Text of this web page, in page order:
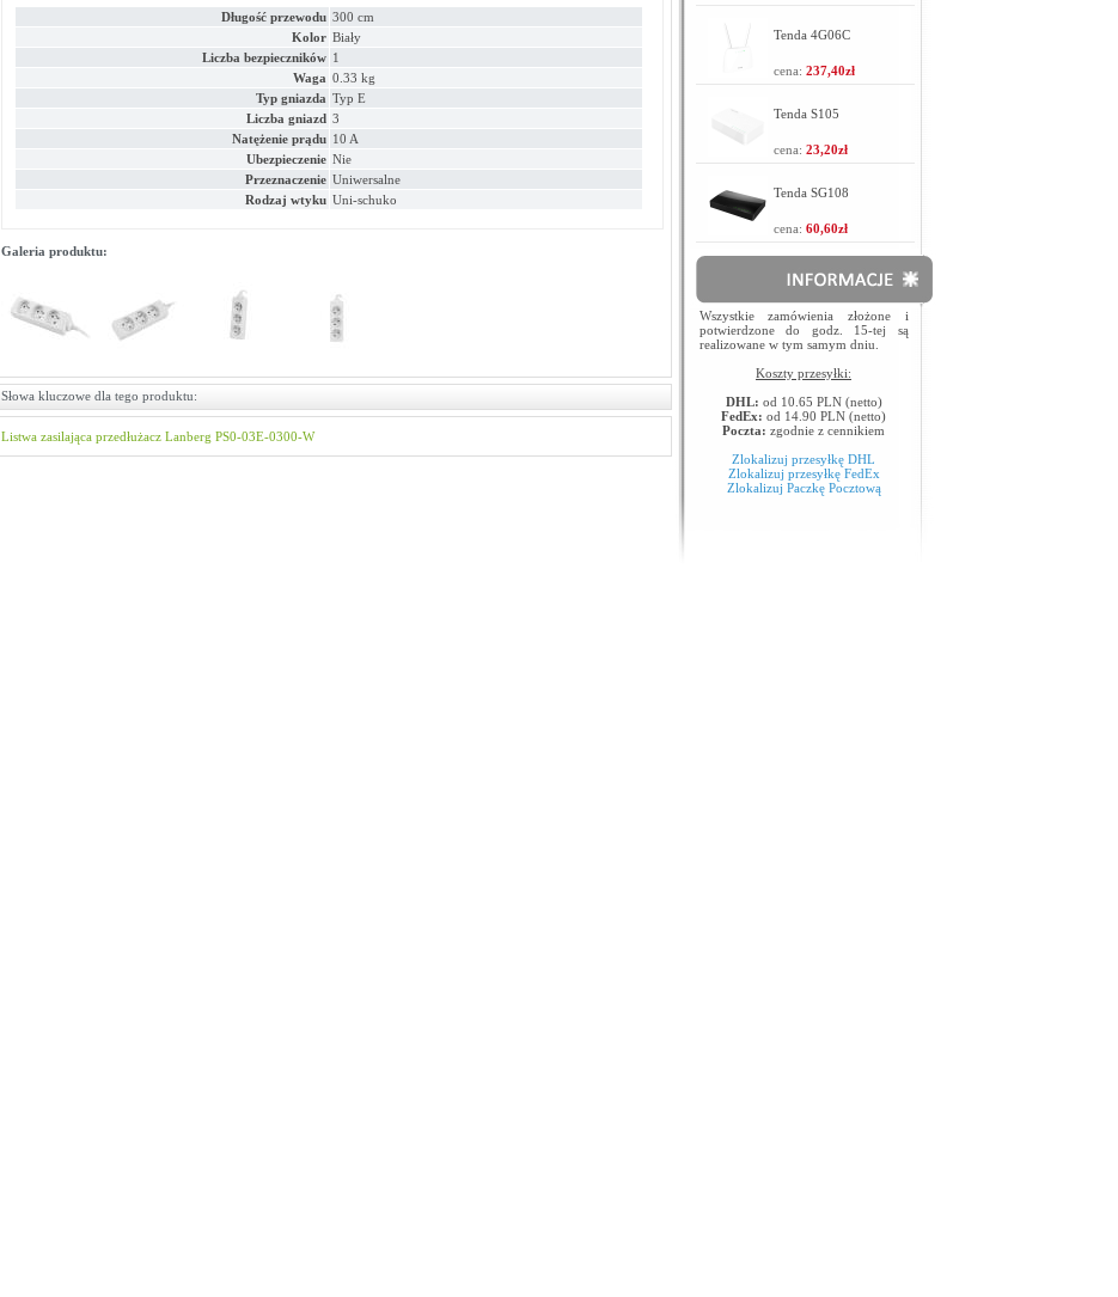
Długość przewodu 300 cm
Kolor Biały
Liczba bezpieczników 1
Waga 0.33 kg
Typ gniazda Typ E
Liczba gniazd 3
Natężenie prądu 10 A
Ubezpieczenie Nie
Przeznaczenie Uniwersalne
Rodzaj wtyku Uni-schuko
Galeria produktu:
Słowa kluczowe dla tego produktu:
Listwa zasilająca przedłużacz Lanberg PS0-03E-0300-W
Tenda 4G06C
cena: 237,40zł
Tenda S105
cena: 23,20zł
Tenda SG108
cena: 60,60zł
Wszystkie zamówienia złożone i
potwierdzone do godz. 15-tej są
realizowane w tym samym dniu.
Koszty przesyłki:
DHL: od 10.65 PLN (netto)
FedEx: od 14.90 PLN (netto)
Poczta: zgodnie z cennikiem
Zlokalizuj przesyłkę DHL
Zlokalizuj przesyłkę FedEx
Zlokalizuj Paczkę Pocztową